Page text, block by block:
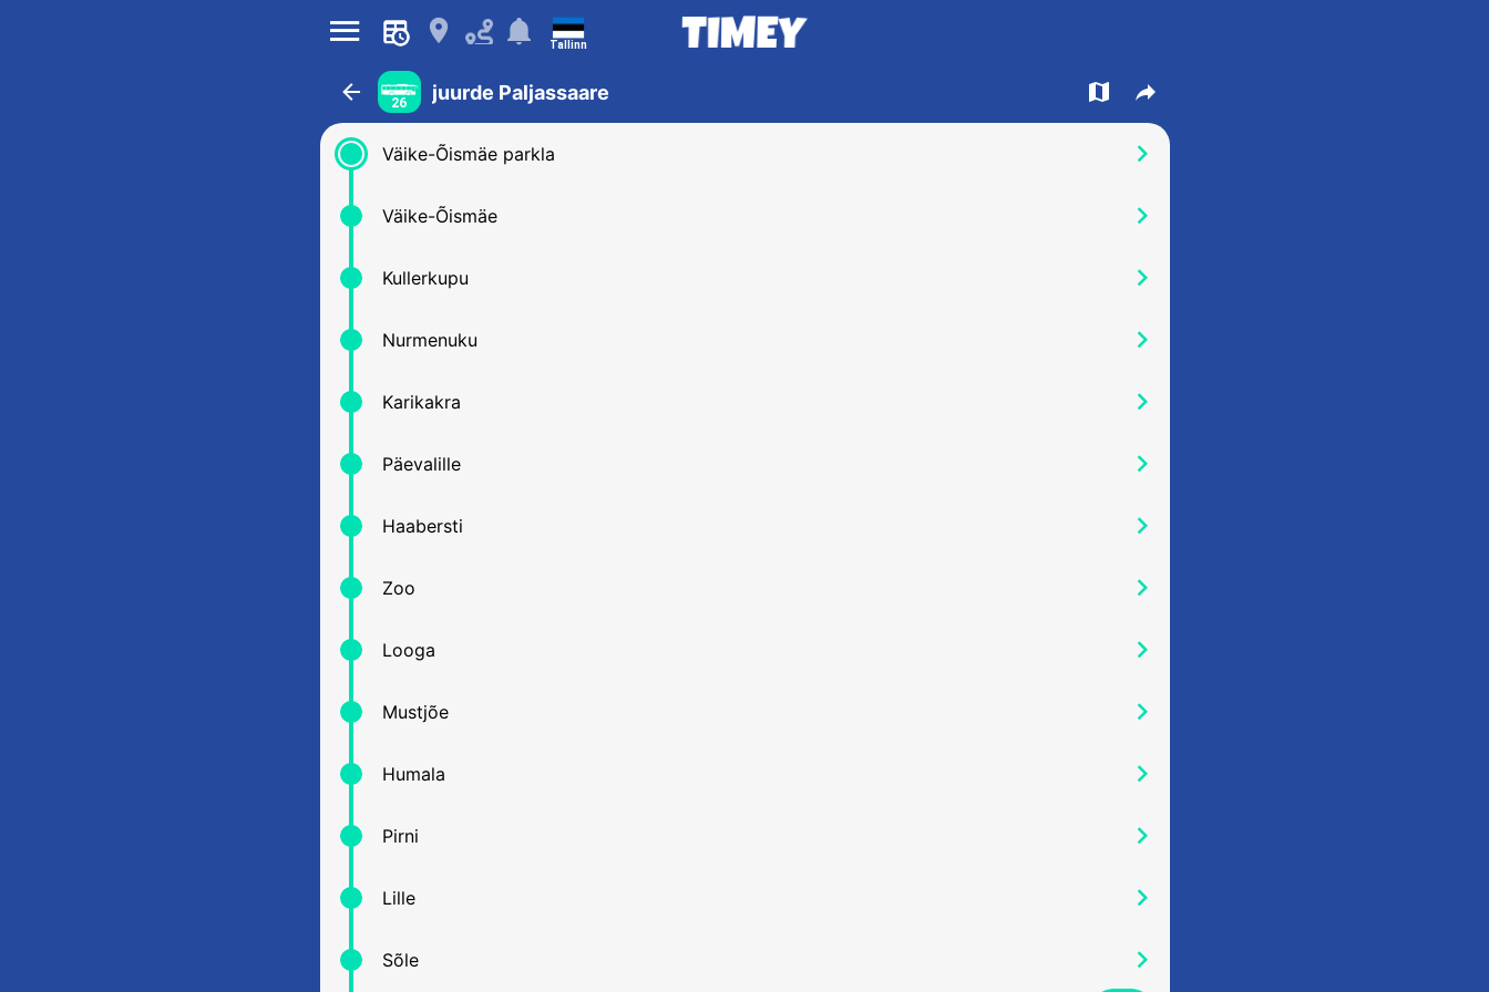
󰍜 󰍎 󰂚 Tallinn
󰁍 26 juurde Paljassaare 󰍍 󰒖
Väike-Õismäe parkla 󰅂
Väike-Õismäe 󰅂
Kullerkupu 󰅂
Nurmenuku 󰅂
Karikakra 󰅂
Päevalille 󰅂
Haabersti 󰅂
Zoo 󰅂
Looga 󰅂
Mustjõe 󰅂
Humala 󰅂
Pirni 󰅂
Lille 󰅂
Sõle 󰅂